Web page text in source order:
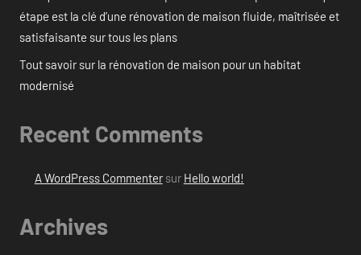
étape est la clé d’une rénovation de maison fluide, maîtrisée et
satisfaisante sur tous les plans
Tout savoir sur la rénovation de maison pour un habitat
modernisé
Recent Comments
A WordPress Commentersur Hello world!
Archives